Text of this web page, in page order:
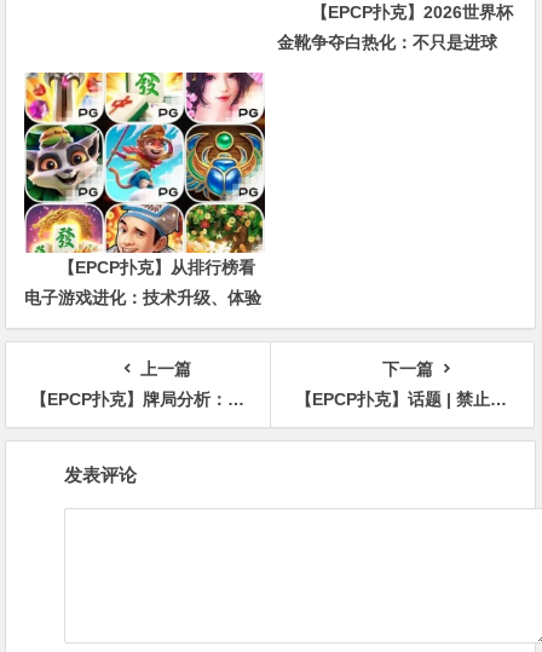
【EPCP扑克】2026世界杯
金靴争夺白热化：不只是进球
【EPCP扑克】从排行榜看
电子游戏进化：技术升级、体验
创新与未来趋势
上一篇
【EPCP扑克】牌局分析：慢打KK，转牌要不要推？
下一篇
【EPCP扑克】话题 | 禁止使用手机是“一项艰巨的任务”——Matt Savage
发表评论